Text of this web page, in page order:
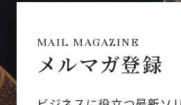
MAIL MAGAZINE
メルマガ登録